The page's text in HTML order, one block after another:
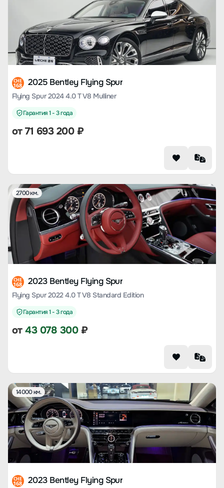
CHE
168 2025 Bentley Flying Spur
Flying Spur 2024 4.0 T V8 Mulliner
Гарантия 1 - 3 года
от71 693 200₽
2700 км.
CHE
168 2023 Bentley Flying Spur
Flying Spur 2022 4.0 T V8 Standard Edition
Гарантия 1 - 3 года
от43 078 300₽
14000 км.
CHE
168 2023 Bentley Flying Spur